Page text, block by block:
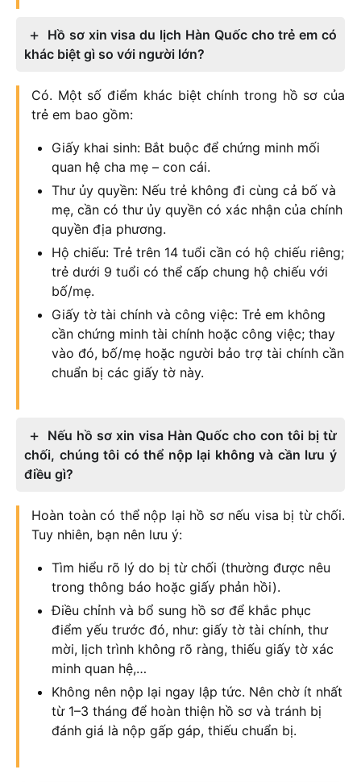
Hồ sơ xin visa du lịch Hàn Quốc cho trẻ em có
khác biệt gì so với người lớn?
Có. Một số điểm khác biệt chính trong hồ sơ của
trẻ em bao gồm:
Giấy khai sinh: Bắt buộc để chứng minh mối
quan hệ cha mẹ – con cái.
Thư ủy quyền: Nếu trẻ không đi cùng cả bố và
mẹ, cần có thư ủy quyền có xác nhận của chính
quyền địa phương.
Hộ chiếu: Trẻ trên 14 tuổi cần có hộ chiếu riêng;
trẻ dưới 9 tuổi có thể cấp chung hộ chiếu với
bố/mẹ.
Giấy tờ tài chính và công việc: Trẻ em không
cần chứng minh tài chính hoặc công việc; thay
vào đó, bố/mẹ hoặc người bảo trợ tài chính cần
chuẩn bị các giấy tờ này.
Nếu hồ sơ xin visa Hàn Quốc cho con tôi bị từ
chối, chúng tôi có thể nộp lại không và cần lưu ý
điều gì?
Hoàn toàn có thể nộp lại hồ sơ nếu visa bị từ chối.
Tuy nhiên, bạn nên lưu ý:
Tìm hiểu rõ lý do bị từ chối (thường được nêu
trong thông báo hoặc giấy phản hồi).
Điều chỉnh và bổ sung hồ sơ để khắc phục
điểm yếu trước đó, như: giấy tờ tài chính, thư
mời, lịch trình không rõ ràng, thiếu giấy tờ xác
minh quan hệ,…
Không nên nộp lại ngay lập tức. Nên chờ ít nhất
từ 1–3 tháng để hoàn thiện hồ sơ và tránh bị
đánh giá là nộp gấp gáp, thiếu chuẩn bị.